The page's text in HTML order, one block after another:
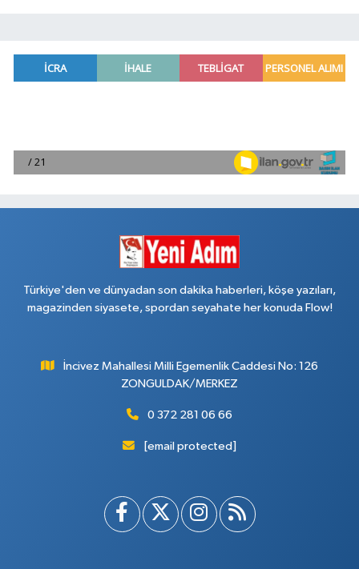
Türkiye'den ve dünyadan son dakika haberleri, köşe yazıları,
magazinden siyasete, spordan seyahate her konuda Flow!
İncivez Mahallesi Milli Egemenlik Caddesi No: 126
ZONGULDAK/MERKEZ
0 372 281 06 66
[email protected]